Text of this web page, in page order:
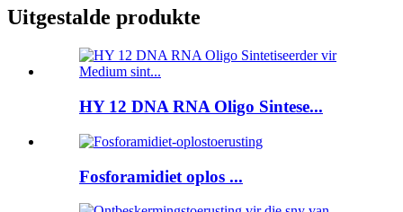
Uitgestalde produkte
HY 12 DNA RNA Oligo Sintese...
Fosforamidiet oplos ...